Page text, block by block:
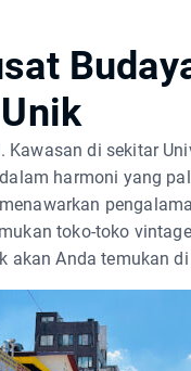
Kawasan di sekitar
harmoni yang
toko-toko
akan Anda temukan